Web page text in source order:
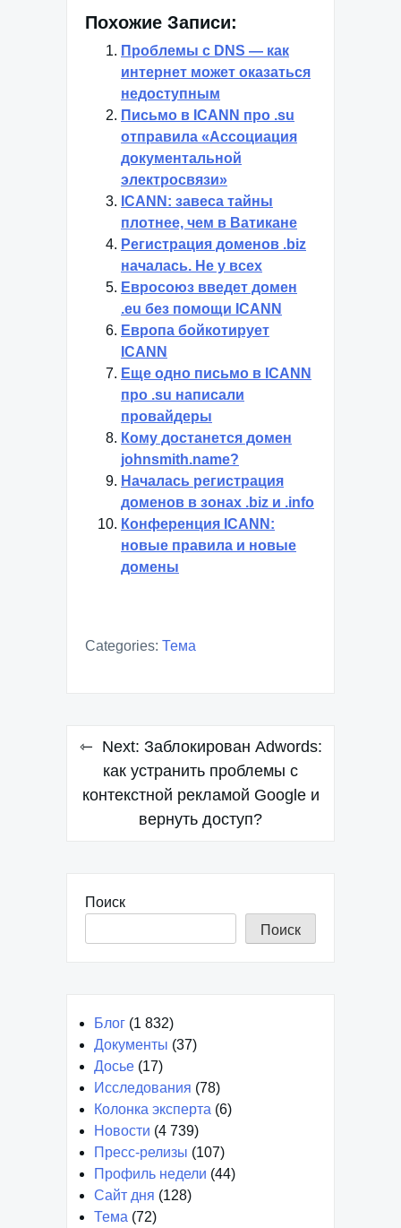
Похожие Записи:
Проблемы с DNS — как
интернет может оказаться
недоступным
Письмо в ICANN про .su
отправила «Ассоциация
документальной
электросвязи»
ICANN: завеса тайны
плотнее, чем в Ватикане
Регистрация доменов .biz
началась. Не у всех
Евросоюз введет домен
.eu без помощи ICANN
Европа бойкотирует
ICANN
Еще одно письмо в ICANN
про .su написали
провайдеры
Кому достанется домен
johnsmith.name?
Началась регистрация
доменов в зонах .biz и .info
Конференция ICANN:
новые правила и новые
домены
Categories: Тема
Навигация
записям
Next: Заблокирован Adwords:
как устранить проблемы с
контекстной рекламой Google и
вернуть доступ?
Поиск
Поиск
Блог (1 832)
Документы (37)
Досье (17)
Исследования (78)
Колонка эксперта (6)
Новости (4 739)
Пресс-релизы (107)
Профиль недели (44)
Сайт дня (128)
Тема (72)